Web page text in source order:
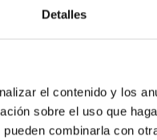
Detalles
el contenido y los
sobre el uso que
combinarla con
extendido y simple en